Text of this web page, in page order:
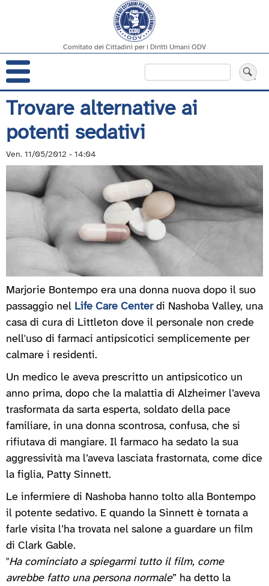
Salta
contenuto
principale
Comitato dei Cittadini per i Diritti Umani ODV
Navigazione
principale
Trovare alternative ai
potenti sedativi
Ven. 11/05/2012 - 14:04
Marjorie Bontempo era una donna nuova dopo il suo
passaggio nel Life Care Centerdi Nashoba Valley, una
casa di cura di Littleton dove il personale non crede
nell'uso di farmaci antipsicotici semplicemente per
calmare i residenti.
Un medico le aveva prescritto un antipsicotico un
anno prima, dopo che la malattia di Alzheimer l’aveva
trasformata da sarta esperta, soldato della pace
familiare, in una donna scontrosa, confusa, che si
rifiutava di mangiare. Il farmaco ha sedato la sua
aggressività ma l’aveva lasciata frastornata, come dice
la figlia, Patty Sinnett.
Le infermiere di Nashoba hanno tolto alla Bontempo
il potente sedativo. E quando la Sinnett è tornata a
farle visita l’ha trovata nel salone a guardare un film
di Clark Gable.
"Ha cominciato a spiegarmi tutto il film, come
avrebbe fatto una persona normale” ha detto la